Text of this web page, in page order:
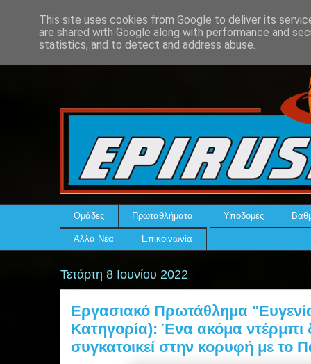
Ομάδες Πρωταθλήματα Υποδομές
Άλλα Νέα Επικοινωνία
Τετάρτη 8 Ιουνίου 2022
Εργασιακό Πρωτάθλημα
Κατηγορία): Ένα ακόμα
συγκατοικεί στην κορυφή με το
This site uses cookies from Google to deliver its
are shared with Google along with performance and
statistics, and to detect and address abuse.